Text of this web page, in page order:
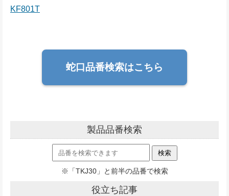
KF801T
蛇口品番検索はこちら
製品品番検索
※「TKJ30」と前半の品番で検索
役立ち記事